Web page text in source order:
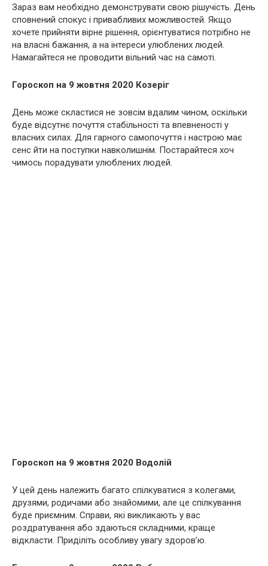
Зараз вам необхідно демонструвати свою рішучість. День
сповнений спокус і привабливих можливостей. Якщо
хочете прийняти вірне рішення, орієнтуватися потрібно не
на власні бажання, а на інтереси улюблених людей.
Намагайтеся не проводити вільний час на самоті.
Гороскоп на 9 жовтня 2020 Козеріг
День може скластися не зовсім вдалим чином, оскільки
буде відсутнє почуття стабільності та впевненості у
власних силах. Для гарного самопочуття і настрою має
сенс йти на поступки навколишнім. Постарайтеся хоч
чимось порадувати улюблених людей.
Гороскоп на 9 жовтня 2020 Водолій
У цей день належить багато спілкуватися з колегами,
друзями, родичами або знайомими, але це спілкування
буде приємним. Справи, які викликають у вас
роздратування або здаються складними, краще
відкласти. Приділіть особливу увагу здоров’ю.